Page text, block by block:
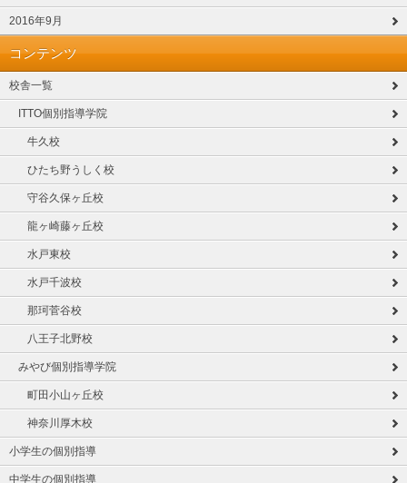
2016年9月
コンテンツ
校舎一覧
ITTO個別指導学院
牛久校
ひたち野うしく校
守谷久保ヶ丘校
龍ヶ崎藤ヶ丘校
水戸東校
水戸千波校
那珂菅谷校
八王子北野校
みやび個別指導学院
町田小山ヶ丘校
神奈川厚木校
小学生の個別指導
中学生の個別指導